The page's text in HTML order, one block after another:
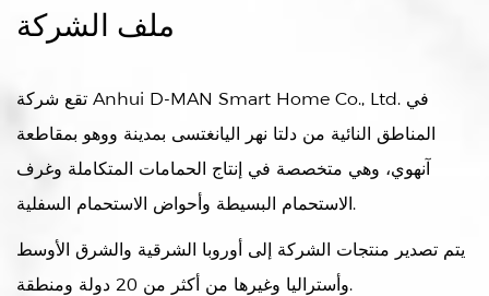
ملف الشركة
تقع شركة Anhui D-MAN Smart Home Co., Ltd. في
المناطق النائية من دلتا نهر اليانغتسى بمدينة ووهو بمقاطعة
آنهوي، وهي متخصصة في إنتاج الحمامات المتكاملة وغرف
الاستحمام البسيطة وأحواض الاستحمام السفلية.
يتم تصدير منتجات الشركة إلى أوروبا الشرقية والشرق الأوسط
وأستراليا وغيرها من أكثر من 20 دولة ومنطقة.